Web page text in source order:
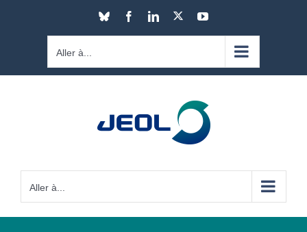
Bluesky FacebookLinkedIn YouTube
Aller à...
Aller à...